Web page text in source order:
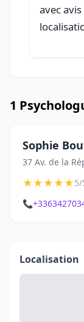
avec
1
Sophie
37 Av. de la
★★★★★5/
📞
Localisation